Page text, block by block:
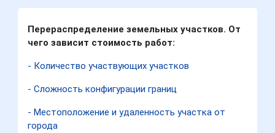
Перераспределение земельных участков. От
чего зависит стоимость работ:
- Количество участвующих участков
- Сложность конфигурации границ
- Местоположение и удаленность участка от
города